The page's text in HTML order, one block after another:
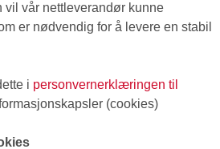
vil vår nettleverandør kunne
er nødvendig for å levere en stabil
i personvernerklæringen til
(cookies)